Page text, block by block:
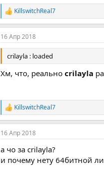
Р
е
а
к
ц
и
и
:
KillswitchReal7
16 Апр 2018
crilayla : loaded
Хм, что, реально crilayla
Р
е
а
к
и
и
KillswitchReal7
16 Апр 2018
а чо за crilayla?
и почему нету 64битной